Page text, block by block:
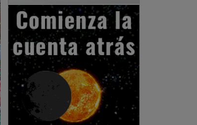
PUBLICIDAD